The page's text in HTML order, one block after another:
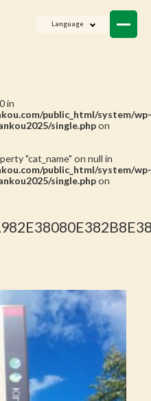
Language
in
public_html/system/wp-
single.phpon
"cat_name" on null in
public_html/system/wp-
single.phpon